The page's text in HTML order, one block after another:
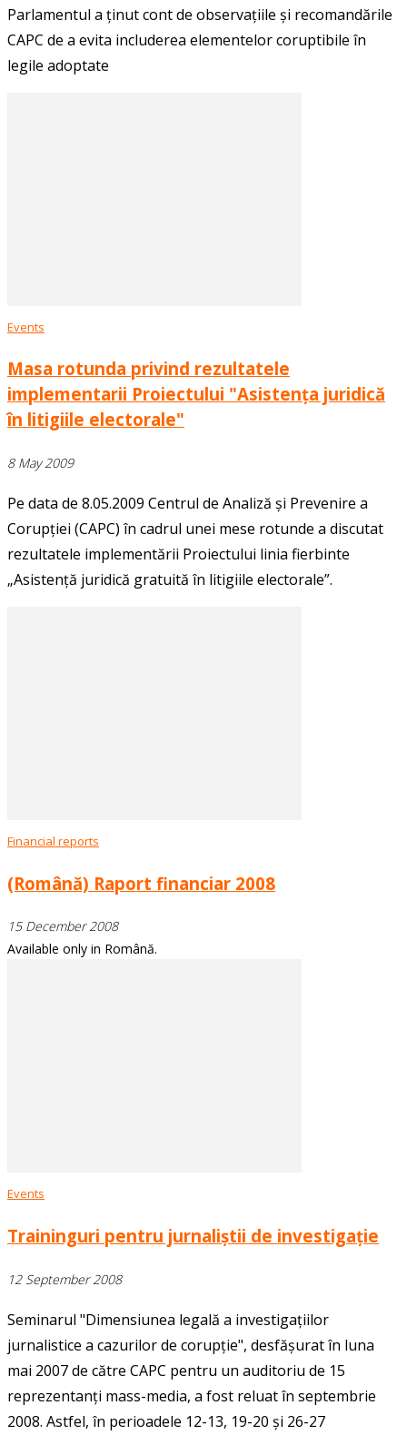
Parlamentul a ținut cont de observațiile și recomandările
CAPC de a evita includerea elementelor coruptibile în
legile adoptate
Events
Masa rotunda privind rezultatele
implementarii Proiectului "Asistența juridică
în litigiile electorale"
8 May 2009
Pe data de 8.05.2009 Centrul de Analiză și Prevenire a
Corupției (CAPC) în cadrul unei mese rotunde a discutat
rezultatele implementării Proiectului linia fierbinte
„Asistență juridică gratuită în litigiile electorale”.
Financial reports
(Română) Raport financiar 2008
15 December 2008
Available only in Română.
Events
Traininguri pentru jurnaliștii de investigație
12 September 2008
Seminarul "Dimensiunea legală a investigațiilor
jurnalistice a cazurilor de corupție", desfășurat în luna
mai 2007 de către CAPC pentru un auditoriu de 15
reprezentanți mass-media, a fost reluat în septembrie
2008. Astfel, în perioadele 12-13, 19-20 și 26-27